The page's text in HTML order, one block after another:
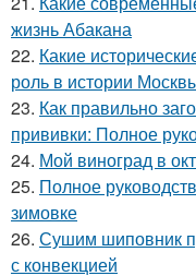
жизнь Абакана
22. Какие
роль в истории
23. Как правильно
прививки: Полное
24. Мой виноград в
25. Полное
зимовке
26. Сушим шиповник
с конвекцией